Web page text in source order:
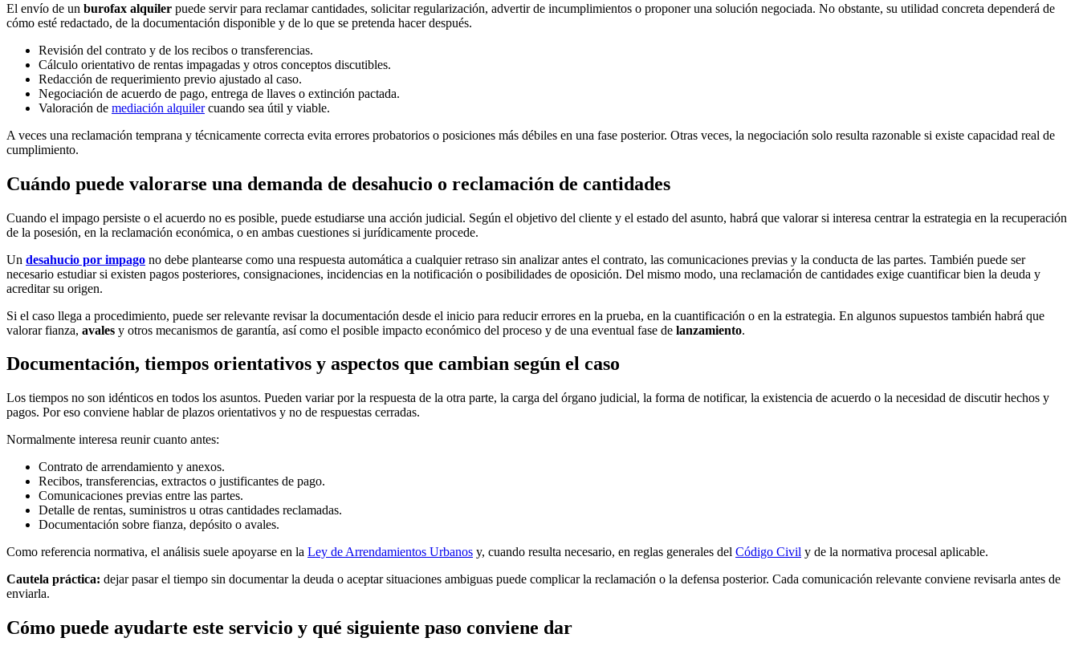
El envío de un burofax alquiler puede servir para reclamar cantidades, solicitar regularización, advertir de incumplimientos o proponer una solución negociada. No obstante, su utilidad concreta dependerá de
cómo esté redactado, de la documentación disponible y de lo que se pretenda hacer después.
Revisión del contrato y de los recibos o transferencias.
Cálculo orientativo de rentas impagadas y otros conceptos discutibles.
Redacción de requerimiento previo ajustado al caso.
Negociación de acuerdo de pago, entrega de llaves o extinción pactada.
Valoración de mediación alquilercuando sea útil y viable.
A veces una reclamación temprana y técnicamente correcta evita errores probatorios o posiciones más débiles en una fase posterior. Otras veces, la negociación solo resulta razonable si existe capacidad real de
cumplimiento.
Cuándo puede valorarse una demanda de desahucio o reclamación de cantidades
Cuando el impago persiste o el acuerdo no es posible, puede estudiarse una acción judicial. Según el objetivo del cliente y el estado del asunto, habrá que valorar si interesa centrar la estrategia en la recuperación
de la posesión, en la reclamación económica, o en ambas cuestiones si jurídicamente procede.
Un desahucio por impago no debe plantearse como una respuesta automática a cualquier retraso sin analizar antes el contrato, las comunicaciones previas y la conducta de las partes. También puede ser
necesario estudiar si existen pagos posteriores, consignaciones, incidencias en la notificación o posibilidades de oposición. Del mismo modo, una reclamación de cantidades exige cuantificar bien la deuda y
acreditar su origen.
Si el caso llega a procedimiento, puede ser relevante revisar la documentación desde el inicio para reducir errores en la prueba, en la cuantificación o en la estrategia. En algunos supuestos también habrá que
valorar fianza, avales y otros mecanismos de garantía, así como el posible impacto económico del proceso y de una eventual fase de lanzamiento.
Documentación, tiempos orientativos y aspectos que cambian según el caso
Los tiempos no son idénticos en todos los asuntos. Pueden variar por la respuesta de la otra parte, la carga del órgano judicial, la forma de notificar, la existencia de acuerdo o la necesidad de discutir hechos y
pagos. Por eso conviene hablar de plazos orientativos y no de respuestas cerradas.
Normalmente interesa reunir cuanto antes:
Contrato de arrendamiento y anexos.
Recibos, transferencias, extractos o justificantes de pago.
Comunicaciones previas entre las partes.
Detalle de rentas, suministros u otras cantidades reclamadas.
Documentación sobre fianza, depósito o avales.
Como referencia normativa, el análisis suele apoyarse en la Ley de Arrendamientos Urbanos y, cuando resulta necesario, en reglas generales del Código Civil y de la normativa procesal aplicable.
Cautela práctica: dejar pasar el tiempo sin documentar la deuda o aceptar situaciones ambiguas puede complicar la reclamación o la defensa posterior. Cada comunicación relevante conviene revisarla antes de
enviarla.
Cómo puede ayudarte este servicio y qué siguiente paso conviene dar